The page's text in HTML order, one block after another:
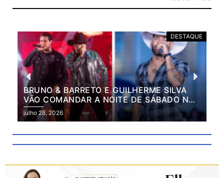
DESTAQUE
BRUNO & BARRETO E GUILHERME SILVA
VÃO COMANDAR A NOITE DE SÁBADO NA
2ª EXPO MARILÂNDIA
julho 28, 2026